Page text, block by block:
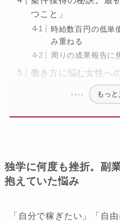
つこと」
時給数百円の低単
み重ねる
周りの成果報告に
働き方に悩む女性へ
もっと
独学に何度も挫折。副
抱えていた悩み
「自分で稼ぎたい」「自